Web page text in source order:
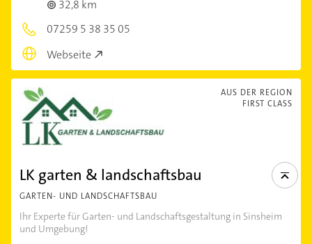
32,8 km
07259 5 38 35 05
Webseite
AUS DER REGION
FIRST CLASS
LK garten & landschaftsbau
GARTEN- UND LANDSCHAFTSBAU
Ihr Experte für Garten- und Landschaftsgestaltung in Sinsheim
und Umgebung!